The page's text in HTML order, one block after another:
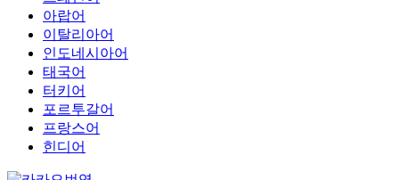
아랍어
이탈리아어
인도네시아어
태국어
터키어
포르투갈어
프랑스어
힌디어